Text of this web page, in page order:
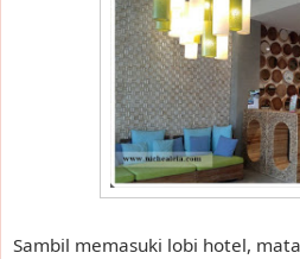
Sambil memasuki lobi hotel,